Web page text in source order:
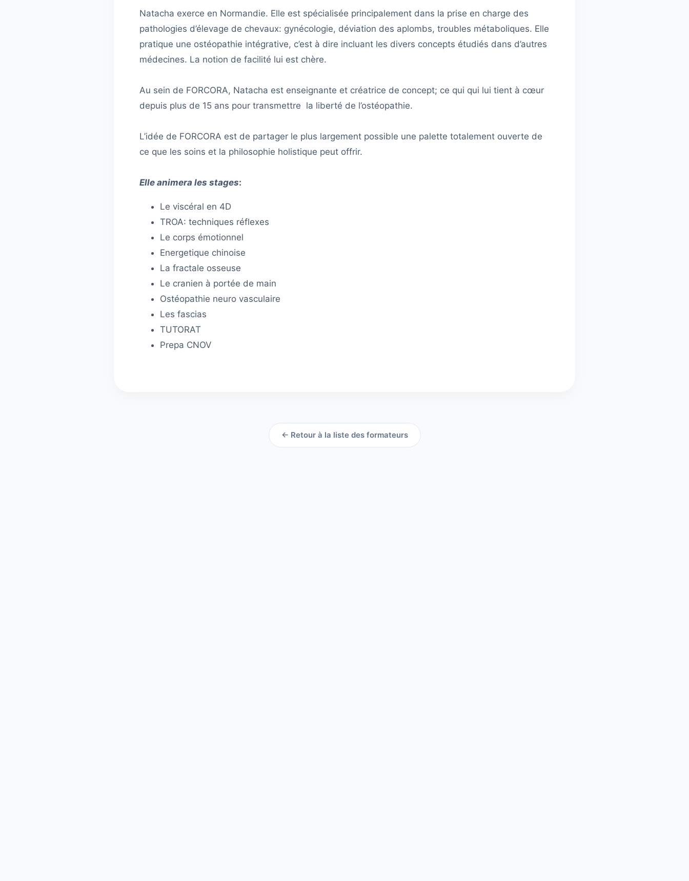
Natacha exerce en Normandie. Elle est spécialisée principalement dans la prise en charge des
pathologies d’élevage de chevaux: gynécologie, déviation des aplombs, troubles métaboliques. Elle
pratique une ostéopathie intégrative, c’est à dire incluant les divers concepts étudiés dans d’autres
médecines. La notion de facilité lui est chère.
Au sein de FORCORA, Natacha est enseignante et créatrice de concept; ce qui qui lui tient à cœur
depuis plus de 15 ans pour transmettre la liberté de l’ostéopathie.
L’idée de FORCORA est de partager le plus largement possible une palette totalement ouverte de
ce que les soins et la philosophie holistique peut offrir.
Elle animera les stages:
Le viscéral en 4D
TROA: techniques réflexes
Le corps émotionnel
Energetique chinoise
La fractale osseuse
Le cranien à portée de main
Ostéopathie neuro vasculaire
Les fascias
TUTORAT
Prepa CNOV
← Retour à la liste des formateurs